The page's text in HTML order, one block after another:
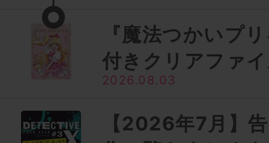
『魔法つかいプ
付きクリアファ
2026.08.03
【2026年7月】